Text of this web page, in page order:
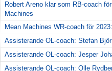
Robert Areno klar som RB-coach
Machines
Mean Machines WR-coach för
Assisterande OL-coach: Stefan
Assisterande OL-coach: Jesper
Assisterande OL-coach: Olle